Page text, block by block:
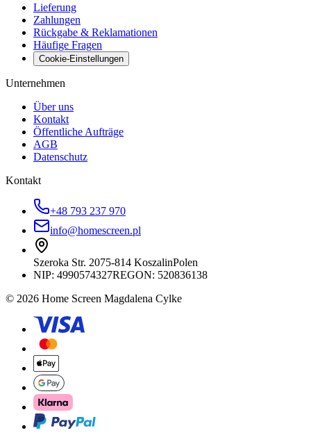
Lieferung
Zahlungen
Rückgabe & Reklamationen
Häufige Fragen
Cookie-Einstellungen
Unternehmen
Über uns
Kontakt
Öffentliche Aufträge
AGB
Datenschutz
Kontakt
+48 793 237 970
info@homescreen.pl
Szeroka Str. 2075-814 KoszalinPolen
NIP: 4990574327REGON: 520836138
© 2026 Home Screen Magdalena Cylke